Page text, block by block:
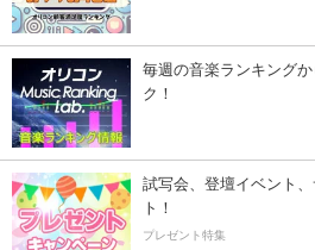
毎週の音楽ランキング
ク！
試写会、登壇イベント
ト！
プレゼント特集